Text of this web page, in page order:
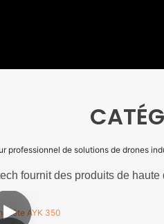
professionnel de solutions de drones
fournit des produits de